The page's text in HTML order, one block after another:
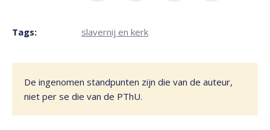
De ingenomen standpunten zijn die van de auteur,
niet per se die van de PThU.
Tags: slavernij en kerk